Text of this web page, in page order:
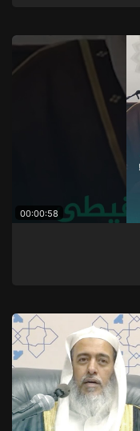
00:00:58